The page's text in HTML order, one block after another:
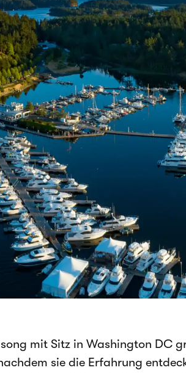
mit Sitz in Washington DC
sie die Erfahrung